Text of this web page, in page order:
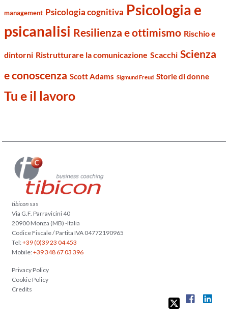
management Psicologia cognitiva Psicologia e
psicanalisi Resilienza e ottimismo Rischio e
dintorni Ristrutturare la comunicazione Scacchi Scienza
e conoscenza Scott Adams Sigmund Freud Storie di donne
Tu e il lavoro
tibicon sas
Via G.F. Parravicini 40
20900 Monza (MB) -Italia
Codice Fiscale / Partita IVA 04772190965
Tel:+39 (0)39 23 04 453
Mobile:+39 348 67 03 396
Privacy Policy
Cookie Policy
Credits